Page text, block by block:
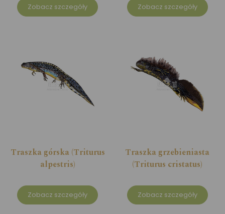
Zobacz szczegóły Zobacz szczegóły
Traszka górska (Triturus
alpestris)
Zobacz szczegóły
Traszka grzebieniasta
(Triturus cristatus)
Zobacz szczegóły